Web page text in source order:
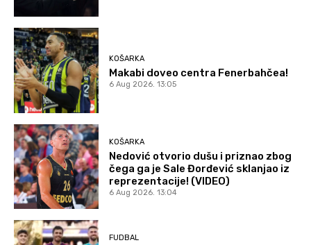
KOŠARKA
Makabi doveo centra Fenerbahčea!
6 Aug 2026. 13:05
KOŠARKA
Nedović otvorio dušu i priznao zbog
čega ga je Sale Đorđević sklanjao iz
reprezentacije! (VIDEO)
6 Aug 2026. 13:04
FUDBAL